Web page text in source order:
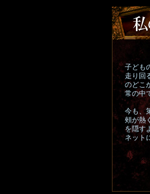
子ども
走り回
のどこ
常の中
今も、
頰が熱
を隠す
ネット